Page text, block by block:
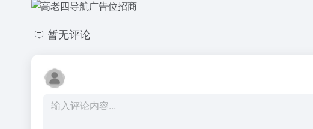
暂无评论